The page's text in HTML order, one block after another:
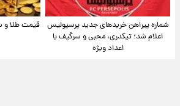
شماره پیراهن خریدهای جدید پرسپولیس
اعلام شد؛ تیکدری، محبی و سرگیف با
اعداد ویژه